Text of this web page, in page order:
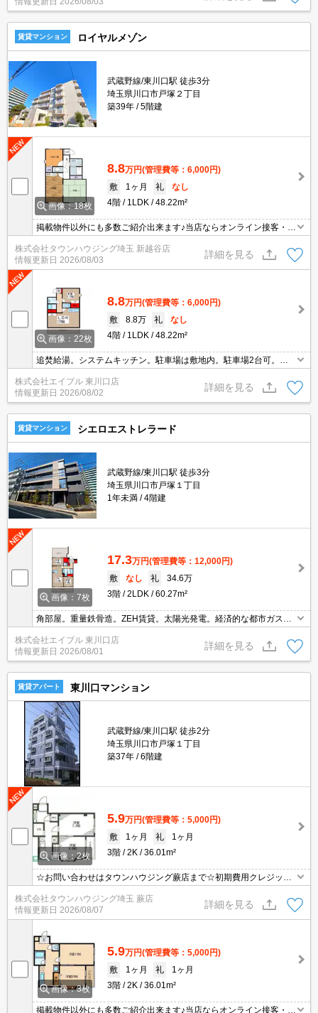
賃貸マンション ロイヤルメゾン
武蔵野線/東川口駅 徒歩3分
埼玉県川口市戸塚２丁目
築39年
5階建
画像：18枚
8.8万円(管理費等：6,000円)
敷
1ヶ月 礼
なし
4階
1LDK 48.22m²
掲載物件以外にも多数ご紹介出来ます♪当店ならオンライン接客・内
見可能です！メールでのお問い合わせの際は、電話番号も記載頂き
ますとスムーズに御対応できます♪
株式会社タウンハウジング埼玉 新越谷店
情報更新日 2026/08/03
詳細を見る
画像：22枚
8.8万円(管理費等：6,000円)
敷
8.8万 礼
なし
4階
1LDK 48.22m²
追焚給湯。システムキッチン。駐車場は敷地内。駐車場2台可。東
川口駅から徒歩3分。2路線利用できて通勤便利。
株式会社エイブル 東川口店
情報更新日 2026/08/02
詳細を見る
賃貸マンション シエロエストレラード
武蔵野線/東川口駅 徒歩3分
埼玉県川口市戸塚１丁目
1年未満
4階建
画像：7枚
17.3万円(管理費等：12,000円)
敷
なし 礼
34.6万
3階
2LDK 60.27m²
角部屋。重量鉄骨造。ZEH賃貸。太陽光発電。経済的な都市ガス使
用。スマートロック。インターネット無料。窓に電動シャッター付
き。TVインターホン付き。ペット飼育の場合、敷金1ヵ月分増。
株式会社エイブル 東川口店
情報更新日 2026/08/01
詳細を見る
賃貸アパート 東川口マンション
武蔵野線/東川口駅 徒歩2分
埼玉県川口市戸塚１丁目
築37年
6階建
画像：2枚
5.9万円(管理費等：5,000円)
敷
1ヶ月 礼
1ヶ月
3階
2K 36.01m²
☆お問い合わせはタウンハウジング蕨店まで☆初期費用クレジット
決済相談☆オンラインでの内見・契約もお気軽にご相談ください！
株式会社タウンハウジング埼玉 蕨店
情報更新日 2026/08/07
詳細を見る
画像：3枚
5.9万円(管理費等：5,000円)
敷
1ヶ月 礼
1ヶ月
3階
2K 36.01m²
掲載物件以外にも多数ご紹介出来ます♪当店ならオンライン接客・内